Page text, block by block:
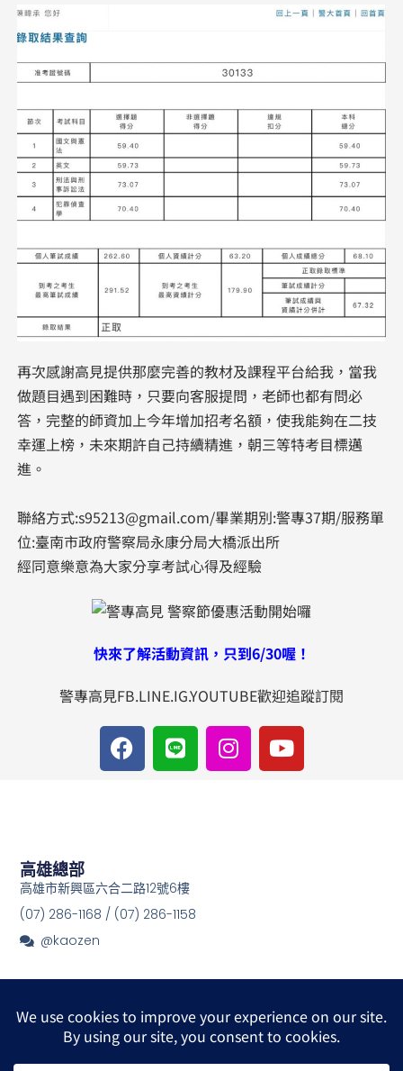
再次感謝高見提供那麼完善的教材及課程平台給我，當我
做題目遇到困難時，只要向客服提問，老師也都有問必
答，完整的師資加上今年增加招考名額，使我能夠在二技
幸運上榜，未來期許自己持續精進，朝三等特考目標邁
進。
聯絡方式:s95213@gmail.com/畢業期別:警專37期/服務單
位:臺南市政府警察局永康分局大橋派出所
經同意樂意為大家分享考試心得及經驗
快來了解活動資訊，只到6/30喔！
警專高見FB.LINE.IG.YOUTUBE歡迎追蹤訂閱
F
a
c
k
L
i
n
I
n
s
Y
o
u
高雄總部
高雄市新興區六合二路12號6樓
(07) 286-1168 / (07) 286-1158
@kaozen